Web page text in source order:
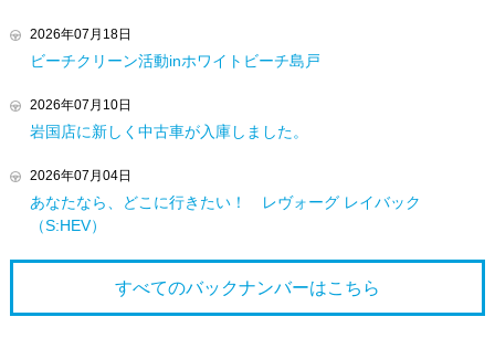
2026年07月18日
ビーチクリーン活動inホワイトビーチ島戸
2026年07月10日
岩国店に新しく中古車が入庫しました。
2026年07月04日
あなたなら、どこに行きたい！ レヴォーグ レイバック
（S:HEV）
すべてのバックナンバーはこちら